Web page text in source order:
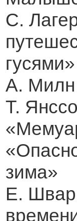
С.
гусями»
А. Милн
Т.
зима»
Е.